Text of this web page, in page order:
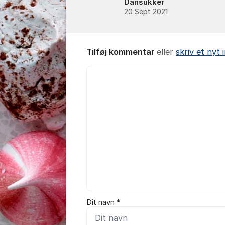
Dansukker
20 Sept 2021
Tilføj kommentar eller skriv et nyt
Dit navn *